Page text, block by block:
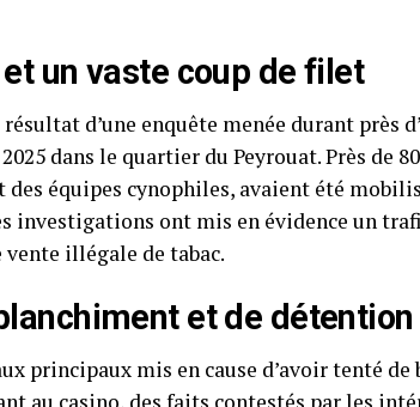
et un vaste coup de filet
d’une enquête menée durant près
dans le quartier du Peyrouat. Près de
des équipes cynophiles, avaient été
investigations ont mis en évidence un
vente illégale de tabac.
et de détention
principaux mis en cause d’avoir tenté
au casino, des faits contestés par les